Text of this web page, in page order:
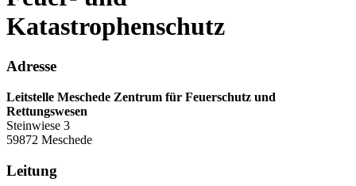
Katastrophenschutz
Adresse
Leitstelle Meschede Zentrum für Feuerschutz und
Rettungswesen
Steinwiese 3
59872 Meschede
Leitung